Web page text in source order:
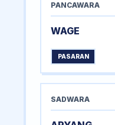
PANCAWARA
WAGE
PASARAN
SADWARA